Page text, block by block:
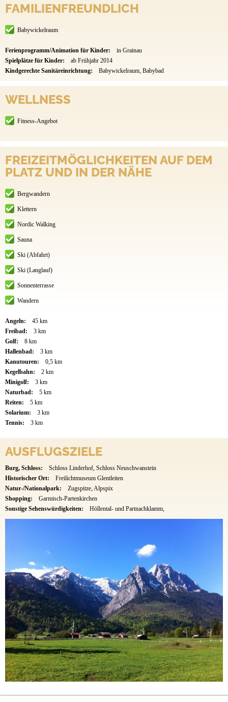
FAMILIENFREUNDLICH
Babywickelraum
Ferienprogramm/Animation für Kinder:
in Grainau
Spielplätze für Kinder:
ab Frühjahr 2014
Kindgerechte Sanitäreinrichtung:
Babywickelraum, Babybad
WELLNESS
Fitness-Angebot
FREIZEITMÖGLICHKEITEN AUF DEM
PLATZ UND IN DER NÄHE
Bergwandern
Klettern
Nordic Walking
Sauna
Ski (Abfahrt)
Ski (Langlauf)
Sonnenterrasse
Wandern
Angeln:
45 km
Freibad:
3 km
Golf:
8 km
Hallenbad:
3 km
Kanutouren:
0,5 km
Kegelbahn:
2 km
Minigolf:
3 km
Naturbad:
5 km
Reiten:
5 km
Solarium:
3 km
Tennis:
3 km
AUSFLUGSZIELE
Burg, Schloss:
Schloss Linderhof, Schloss Neuschwanstein
Historischer Ort:
Freilichtmuseum Glentleiten
Natur-/Nationalpark:
Zugspitze, Alpspix
Shopping:
Garmisch-Partenkirchen
Sonstige Sehenswürdigkeiten:
Höllental- und Partnachklamm,